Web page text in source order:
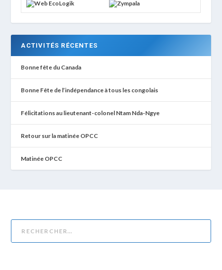
ACTIVITÉS RÉCENTES
Bonne fête du Canada
Bonne Fête de l’indépendance à tous les congolais
Félicitations au lieutenant-colonel Ntam Nda-Ngye
Retour sur la matinée OPCC
Matinée OPCC